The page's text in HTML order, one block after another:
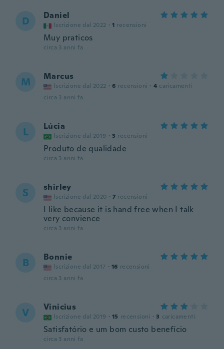
D Daniel
Iscrizione dal 2022 · 1 recensioni
Muy praticos
circa 3 anni fa
M Marcus
Iscrizione dal 2022 · 6 recensioni · 4 caricamenti
circa 3 anni fa
L Lúcia
Iscrizione dal 2019 · 3 recensioni
Produto de qualidade
circa 3 anni fa
S shirley
Iscrizione dal 2020 · 7 recensioni
I like because it is hand free when I talk
very convience
circa 3 anni fa
B Bonnie
Iscrizione dal 2017 · 16 recensioni
circa 3 anni fa
V Vinicius
Iscrizione dal 2019 · 15 recensioni · 3 caricamenti
Satisfatório e um bom custo benefício
circa 3 anni fa